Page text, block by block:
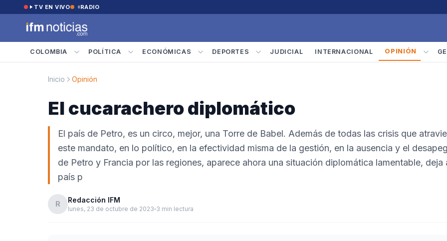
Saltar al contenido
TV EN VIVO RADIO
COLOMBIA POLÍTICA ECONÓMICAS DEPORTES JUDICIAL INTERNACIONAL OPINIÓN
Inicio Opinión
El cucarachero diplomático
El país de Petro, es un circo, mejor, una Torre de Babel. Además de todas las crisis que
este mandato, en lo político, en la efectividad misma de la gestión, en la ausencia y el
de Petro y Francia por las regiones, aparece ahora una situación diplomática lamentable, deja
país p
R Redacción IFM
lunes, 23 de octubre de 2023 3 min lectura